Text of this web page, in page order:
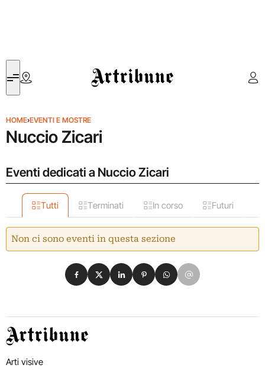
Artribune
HOME›EVENTI E MOSTRE
Nuccio Zicari
Eventi dedicati a Nuccio Zicari
Tutti Terminati In corso Futuri
Non ci sono eventi in questa sezione
Condividi su Facebook
Condividi su X
Condividi su LinkedIn
Condividi su Pinterest
Condividi su WhatsApp
Condividi su Email
Artribune
Arti visive